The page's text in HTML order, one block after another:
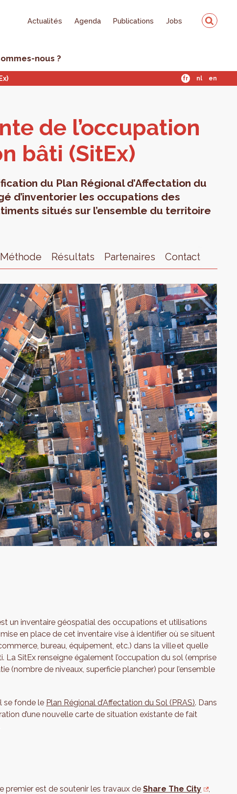
Actualités Agenda Publications Jobs
nous ?
fr nl en
de l’oc­cu­pa­tion
bâti (SitEx)
du Plan Régional d’Affectation du
d’inventorier les occupations des
situés sur l’ensemble du territoire
Méthode Résultats Partenaires Contact
un inventaire géospatial des occupations et utilisations
en place de cet inventaire vise à identifier où se situent
bureau, équipement, etc.) dans la ville et quelle
La SitEx renseigne également l’occupation du sol (emprise
(nombre de niveaux, superficie plancher) pour l’ensemble
se fonde le Plan Régional d’Affectation du Sol (PRAS). Dans
d’une nouvelle carte de situation existante de fait
premier est de soutenir les travaux deShare The City
,